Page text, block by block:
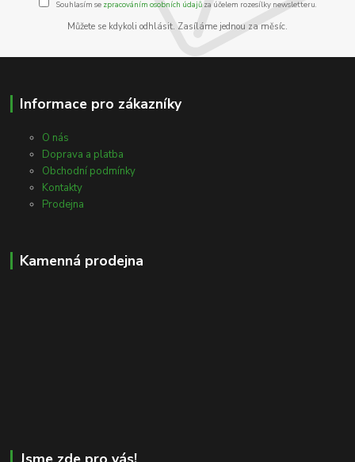
Souhlasím se zpracováním osobních údajůza účelem rozesílky newsletteru.
Můžete se kdykoli odhlásit. Zasíláme jednou za měsíc.
Informace pro zákazníky
O nás
Doprava a platba
Obchodní podmínky
Kontakty
Prodejna
Kamenná prodejna